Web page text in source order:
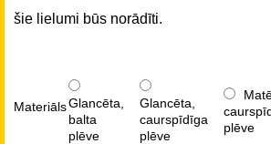
šie lielumi būs norādīti.
MateriālsGlancēta,
balta
plēve
Glancēta,
caurspīdīga
plēve
plēve